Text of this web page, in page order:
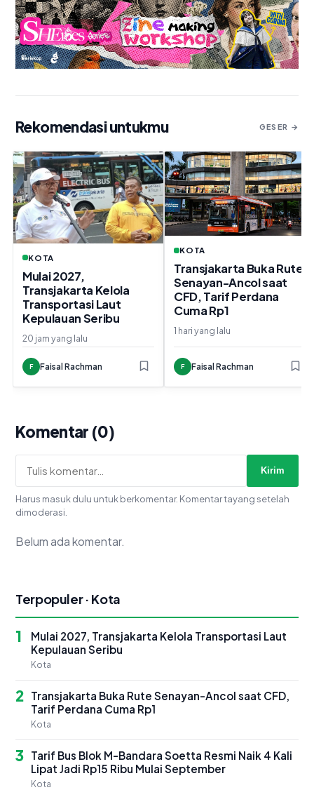
Rekomendasi untukmu GESER →
KOTA
Mulai 2027,
Transjakarta Kelola
Transportasi Laut
Kepulauan Seribu
20 jam yang lalu
F Faisal Rachman
KOTA
Transjakarta Buka Rute
Senayan-Ancol saat
CFD, Tarif Perdana
Cuma Rp1
1 hari yang lalu
F Faisal Rachman
Komentar (0)
Kirim
Harus masuk dulu untuk berkomentar. Komentar tayang setelah
dimoderasi.
Belum ada komentar.
Terpopuler · Kota
1
Mulai 2027, Transjakarta Kelola Transportasi Laut
Kepulauan Seribu
Kota
2 Transjakarta Buka Rute Senayan-Ancol saat CFD,
Tarif Perdana Cuma Rp1
Kota
3 Tarif Bus Blok M-Bandara Soetta Resmi Naik 4 Kali
Lipat Jadi Rp15 Ribu Mulai September
Kota